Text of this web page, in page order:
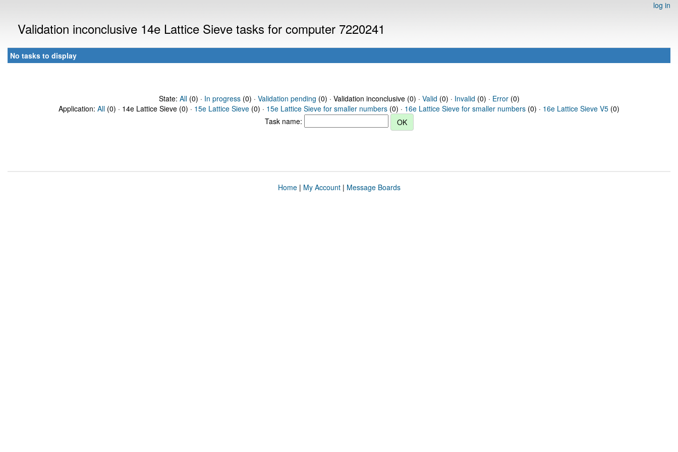
log in
Validation inconclusive 14e Lattice Sieve tasks for computer 7220241
No tasks to display
State: All(0) · In progress(0) · Validation pending (0) · Validation inconclusive (0) · Valid (0) · Invalid (0) · Error(0)
Application: All (0) · 14e Lattice Sieve (0) · 15e Lattice Sieve (0) · 15e Lattice Sieve for smaller numbers (0) · 16e Lattice Sieve for smaller numbers (0) · 16e Lattice Sieve V5 (0)
Task name:
Home| My Account| Message Boards